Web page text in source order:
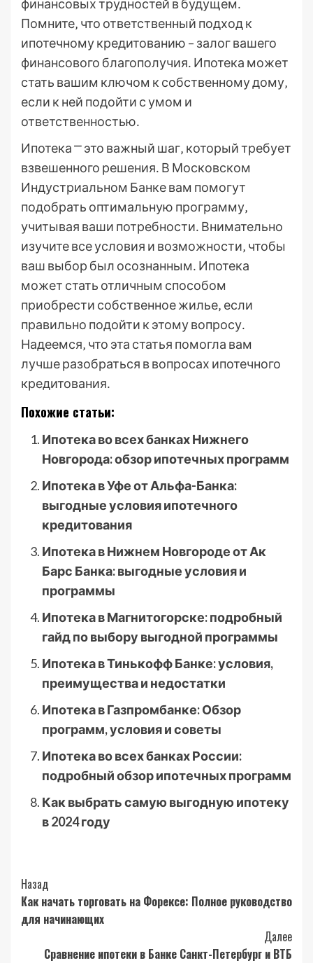
финансовых трудностей в будущем․
Помните‚ что ответственный подход к
ипотечному кредитованию – залог вашего
финансового благополучия․ Ипотека может
стать вашим ключом к собственному дому‚
если к ней подойти с умом и
ответственностью․
Ипотека ⎻ это важный шаг‚ который требует
взвешенного решения․ В Московском
Индустриальном Банке вам помогут
подобрать оптимальную программу‚
учитывая ваши потребности․ Внимательно
изучите все условия и возможности‚ чтобы
ваш выбор был осознанным․ Ипотека
может стать отличным способом
приобрести собственное жилье‚ если
правильно подойти к этому вопросу․
Надеемся‚ что эта статья помогла вам
лучше разобраться в вопросах ипотечного
кредитования․
Похожие статьи:
Ипотека во всех банках Нижнего
Новгорода: обзор ипотечных программ
Ипотека в Уфе от Альфа-Банка:
выгодные условия ипотечного
кредитования
Ипотека в Нижнем Новгороде от Ак
Барс Банка: выгодные условия и
программы
Ипотека в Магнитогорске: подробный
гайд по выбору выгодной программы
Ипотека в Тинькофф Банке: условия,
преимущества и недостатки
Ипотека в Газпромбанке: Обзор
программ, условия и советы
Ипотека во всех банках России:
подробный обзор ипотечных программ
Как выбрать самую выгодную ипотеку
в 2024 году
Post
Navigation
Назад
Как начать торговать на Форексе: Полное руководство
для начинающих
Далее
Сравнение ипотеки в Банке Санкт-Петербург и ВТБ